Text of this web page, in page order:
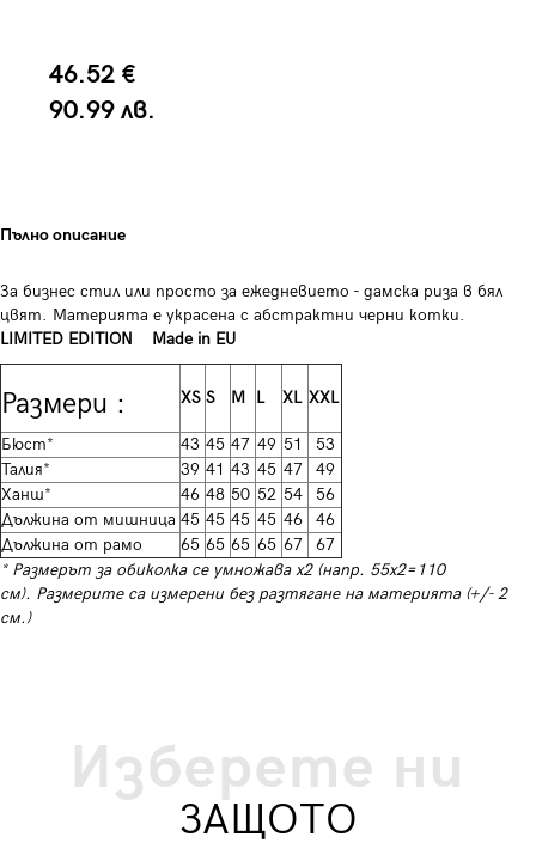
46.52 €
90.99 лв.
Пълно описание
За бизнес стил или просто за ежедневието - дамска риза в бял
цвят. Материята е украсена с абстрактни черни котки.
LIMITED EDITION Made in EU
Размери : XS S M L XL XXL
Бюст* 43 45 47 49 51
53
Талия*
39 41 43 45 47
49
Ханш*
46 48 50 52 54
56
Дължина от мишница 45 45 45 45 46
46
Дължина от рамо
65 65 65 65 67
67
* Размерът за обиколка се умножава х2 (напр. 55х2=110
см). Размерите са измерени без разтягане на материята (+/- 2
см.)
Изберете ни
ЗАЩОТО